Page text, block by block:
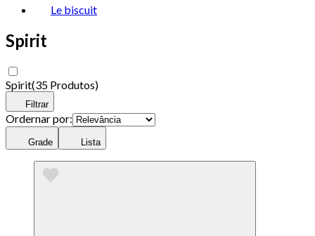
Le biscuit
Spirit
Spirit(35 Produtos)
Filtrar
Ordernar por:
Grade Lista